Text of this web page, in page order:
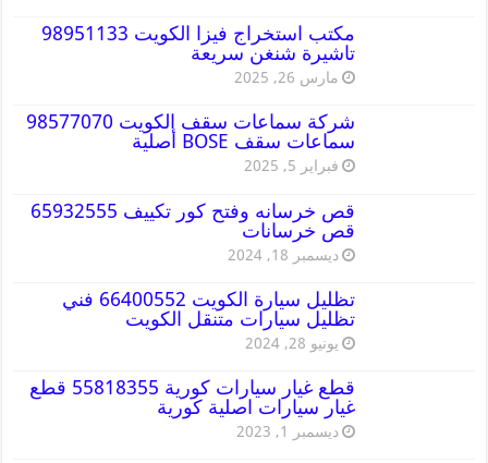
مكتب استخراج فيزا الكويت 98951133
تاشيرة شنغن سريعة
مارس 26, 2025
شركة سماعات سقف الكويت 98577070
سماعات سقف BOSE أصلية
فبراير 5, 2025
قص خرسانه وفتح كور تكييف 65932555
قص خرسانات
ديسمبر 18, 2024
تظليل سيارة الكويت 66400552 فني
تظليل سيارات متنقل الكويت
يونيو 28, 2024
قطع غيار سيارات كورية 55818355 قطع
غيار سيارات اصلية كورية
ديسمبر 1, 2023